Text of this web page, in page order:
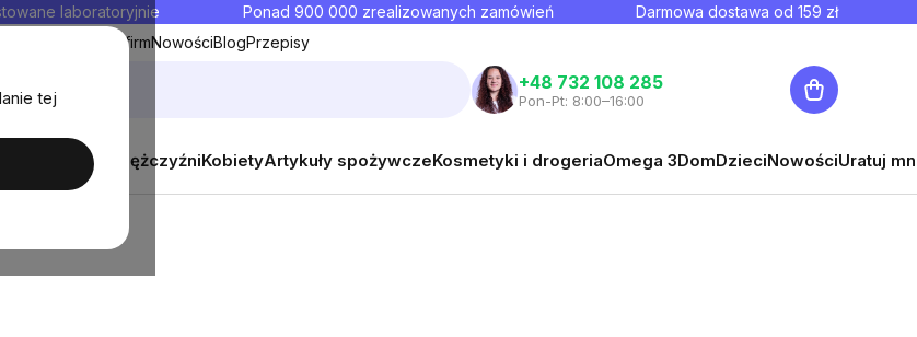
tej
laboratoryjnie Ponad 900 000 zrealizowanych zamówień Darmowa dostawa od 159 zł
hurtowa dla firmNowościBlogPrzepisy
+48 732 108 285
Pon-Pt: 8:00–16:00
Koszyk
promocyjne MężczyźniKobietyArtykuły spożywczeKosmetyki i drogeriaOmega 3DomDzieciNowościUratuj